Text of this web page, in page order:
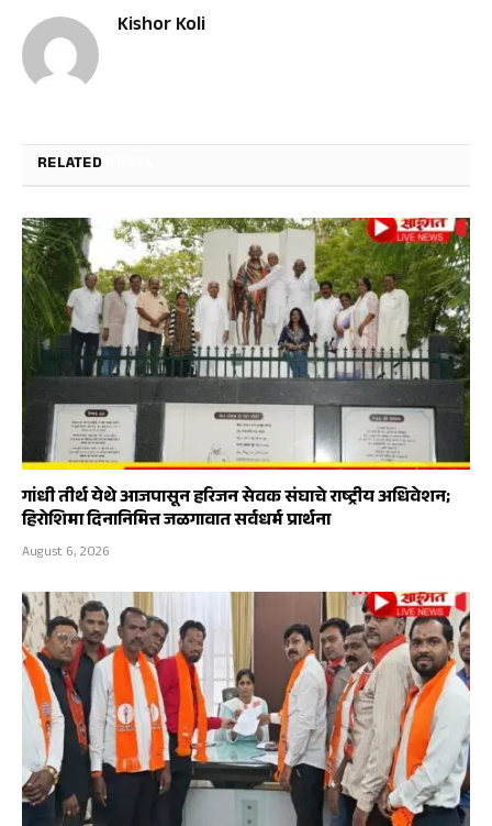
Kishor Koli
RELATED
गांधी तीर्थ येथे आजपासून हरिजन सेवक संघाचे राष्ट्रीय अधिवेशन;
हिरोशिमा दिनानिमित्त जळगावात सर्वधर्म प्रार्थना
August 6, 2026